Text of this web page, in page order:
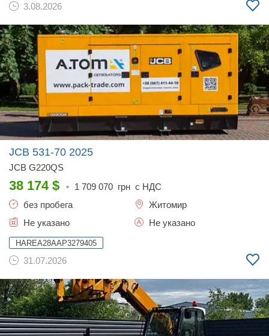
3.08.2026
JCB 531-70 2025
JCB G220QS
38 174 $ • 1 709 070 грн с НДС
без пробега
Житомир
Не указано
Не указано
HAREA28AAP3279405
31.07.2026